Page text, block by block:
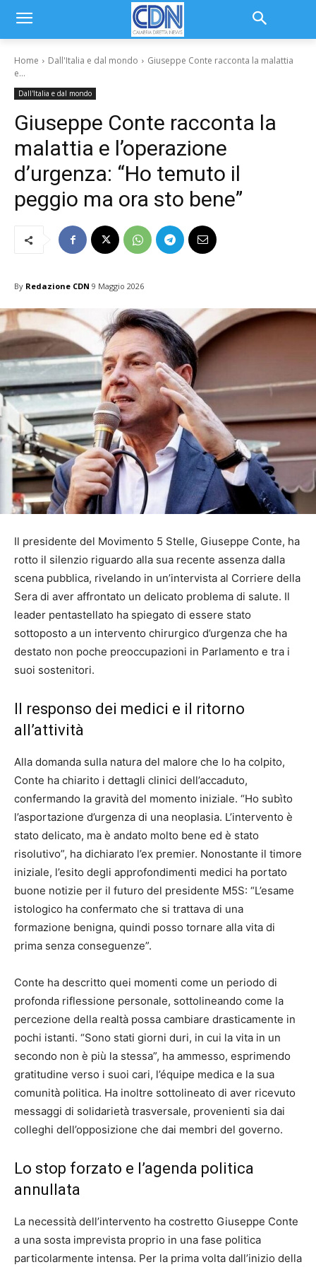
Home Dall'Italia e dal mondo
Giuseppe Conte racconta la malattia
e...
Dall'Italia e dal mondo
Giuseppe Conte racconta la
malattia e l’operazione
d’urgenza: “Ho temuto il
peggio ma ora sto bene”
By Redazione CDN 9 Maggio 2026
Il presidente del Movimento 5 Stelle, Giuseppe Conte, ha
rotto il silenzio riguardo alla sua recente assenza dalla
scena pubblica, rivelando in un’intervista al Corriere della
Sera di aver affrontato un delicato problema di salute. Il
leader pentastellato ha spiegato di essere stato
sottoposto a un intervento chirurgico d’urgenza che ha
destato non poche preoccupazioni in Parlamento e tra i
suoi sostenitori.
Il responso dei medici e il ritorno
all’attività
Alla domanda sulla natura del malore che lo ha colpito,
Conte ha chiarito i dettagli clinici dell’accaduto,
confermando la gravità del momento iniziale. “Ho subìto
l’asportazione d’urgenza di una neoplasia. L’intervento è
stato delicato, ma è andato molto bene ed è stato
risolutivo”, ha dichiarato l’ex premier. Nonostante il timore
iniziale, l’esito degli approfondimenti medici ha portato
buone notizie per il futuro del presidente M5S: “L’esame
istologico ha confermato che si trattava di una
formazione benigna, quindi posso tornare alla vita di
prima senza conseguenze”.
Conte ha descritto quei momenti come un periodo di
profonda riflessione personale, sottolineando come la
percezione della realtà possa cambiare drasticamente in
pochi istanti. “Sono stati giorni duri, in cui la vita in un
secondo non è più la stessa”, ha ammesso, esprimendo
gratitudine verso i suoi cari, l’équipe medica e la sua
comunità politica. Ha inoltre sottolineato di aver ricevuto
messaggi di solidarietà trasversale, provenienti sia dai
colleghi dell’opposizione che dai membri del governo.
Lo stop forzato e l’agenda politica
annullata
La necessità dell’intervento ha costretto Giuseppe Conte
a una sosta imprevista proprio in una fase politica
particolarmente intensa. Per la prima volta dall’inizio della